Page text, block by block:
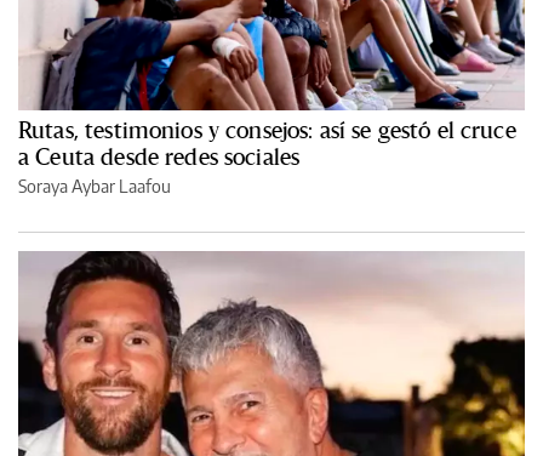
Rutas, testimonios y consejos: así se gestó el cruce
a Ceuta desde redes sociales
Soraya Aybar Laafou